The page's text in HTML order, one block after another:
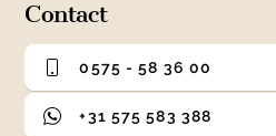
Contact
0575 - 58 36 00
+31 575 583 388